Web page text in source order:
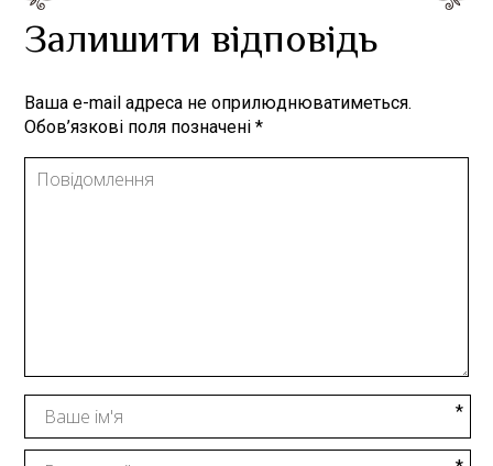
Залишити відповідь
Ваша e-mail адреса не оприлюднюватиметься.
Обов’язкові поля позначені*